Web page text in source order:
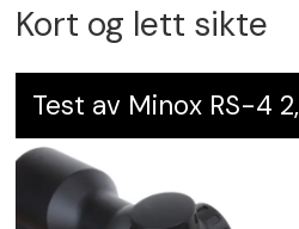
Kort og lett sikte
Test av Minox RS-4